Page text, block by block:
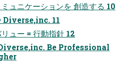
ュニケーションを 創造する 10
Diverse,inc. 11
ュー = 行動指針 12
Be Professional